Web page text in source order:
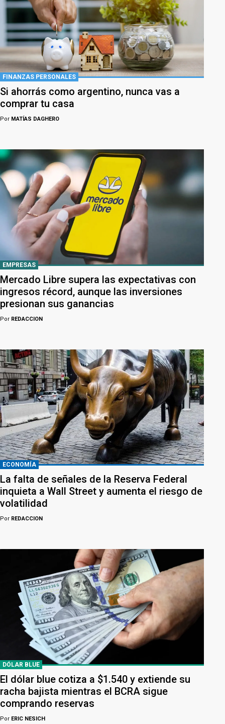
FINANZAS PERSONALES
Si ahorrás como argentino, nunca vas a
comprar tu casa
Por MATÍAS DAGHERO
EMPRESAS
Mercado Libre supera las expectativas con
ingresos récord, aunque las inversiones
presionan sus ganancias
Por REDACCION
ECONOMÍA
La falta de señales de la Reserva Federal
inquieta a Wall Street y aumenta el riesgo de
volatilidad
Por REDACCION
DÓLAR BLUE
El dólar blue cotiza a $1.540 y extiende su
racha bajista mientras el BCRA sigue
comprando reservas
Por ERIC NESICH